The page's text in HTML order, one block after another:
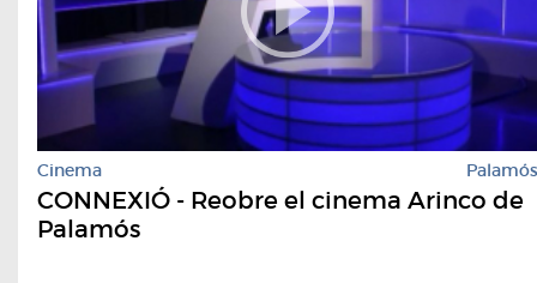
Cinema Palamós
CONNEXIÓ - Reobre el cinema Arinco de
Palamós